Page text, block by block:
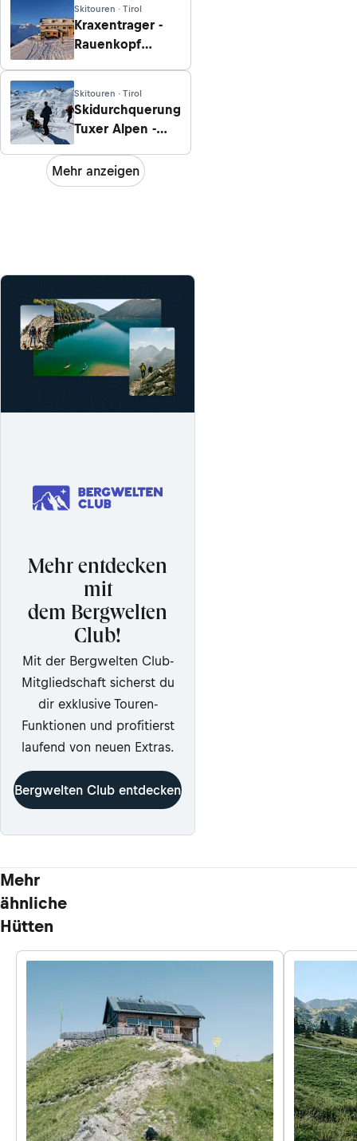
Skitouren · Tirol
Kraxentrager -
Rauenkopf
Skitouren · Tirol
Skidurchquerung
Tuxer Alpen -
Schwendberg -
Rastkogelhütte
Mehr anzeigen
Mehr entdecken
mit
dem Bergwelten
Club!
Mit der Bergwelten Club-
Mitgliedschaft sicherst du
dir exklusive Touren-
Funktionen und profitierst
laufend von neuen Extras.
Bergwelten Club entdecken
Mehr
ähnliche
Hütten